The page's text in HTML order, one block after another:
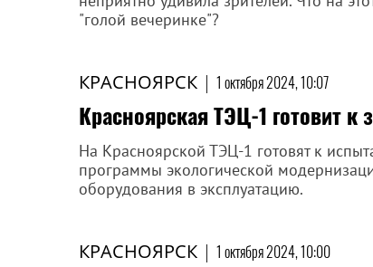
"голой вечеринке"?
КРАСНОЯРСК | 1 октября 2024, 10:07
Красноярская ТЭЦ-1 готовит к
На Красноярской ТЭЦ-1 готовят к
программы экологической
оборудования в эксплуатацию.
КРАСНОЯРСК | 1 октября 2024, 10:00